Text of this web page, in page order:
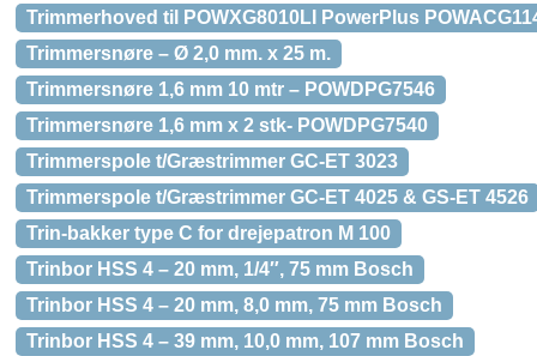
Trimmerhoved til POWXG8010LI PowerPlus
Trimmersnøre – Ø 2,0 mm. x 25 m.
Trimmersnøre 1,6 mm 10 mtr – POWDPG7546
Trimmersnøre 1,6 mm x 2 stk- POWDPG7540
Trimmerspole t/Græstrimmer GC-ET 3023
Trimmerspole t/Græstrimmer GC-ET 4025 & GS-ET 4526
Trin-bakker type C for drejepatron M 100
Trinbor HSS 4 – 20 mm, 1/4″, 75 mm Bosch
Trinbor HSS 4 – 20 mm, 8,0 mm, 75 mm Bosch
Trinbor HSS 4 – 39 mm, 10,0 mm, 107 mm Bosch